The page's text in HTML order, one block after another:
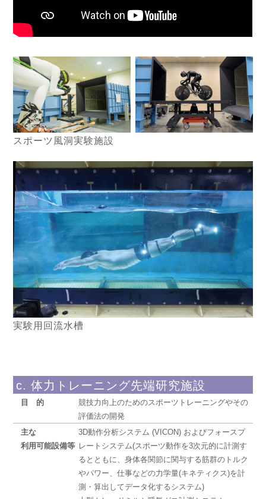
スポーツ風洞実験施設
実験用回流水槽
c. 体力トレーニング先端研究施設
目的
競技力向上のためのスポーツトレーニングやその
評価法の開発
主な
利用可能設備等
3D動作分析システム (VICON) およびフォースプ
レートシステム(スポーツ動作を3次元的に計測す
るとともに、身体各関節に関与する筋群のトルク
やパワー、仕事などの力学量(キネティクス)を計
測・算出してデータ化するシステム)